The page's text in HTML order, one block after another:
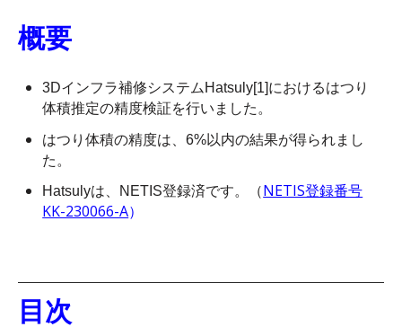
概要
3Dインフラ補修システムHatsuly[1]におけるはつり
体積推定の精度検証を行いました。
はつり体積の精度は、6%以内の結果が得られまし
た。
Hatsulyは、NETIS登録済です。（NETIS登録番号
KK-230066-A）
目次